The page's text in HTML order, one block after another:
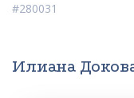
#280031
Илиана